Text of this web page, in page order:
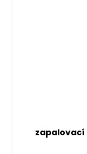
zapalovací